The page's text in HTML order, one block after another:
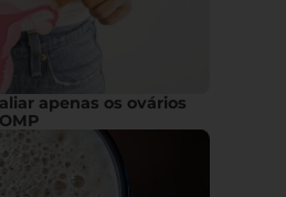
apenas os ovários